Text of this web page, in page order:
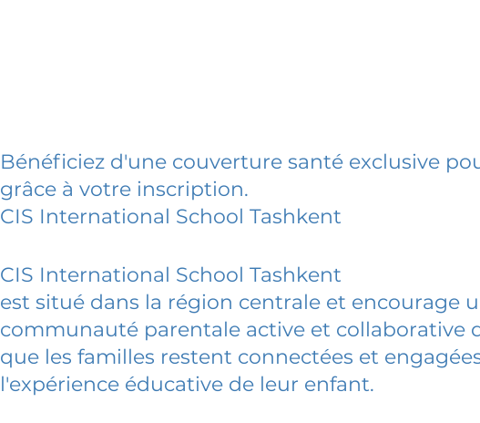
Bénéficiez d'une couverture santé exclusive
grâce à votre inscription.
CIS International School Tashkent
CIS International School Tashkent
est situé dans la région centrale et encourage
communauté parentale active et collaborative
que les familles restent connectées et
l'expérience éducative de leur enfant.